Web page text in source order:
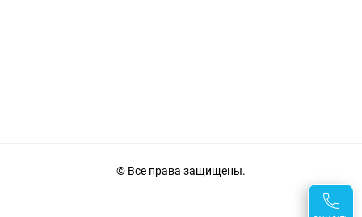
© Все права защищены.